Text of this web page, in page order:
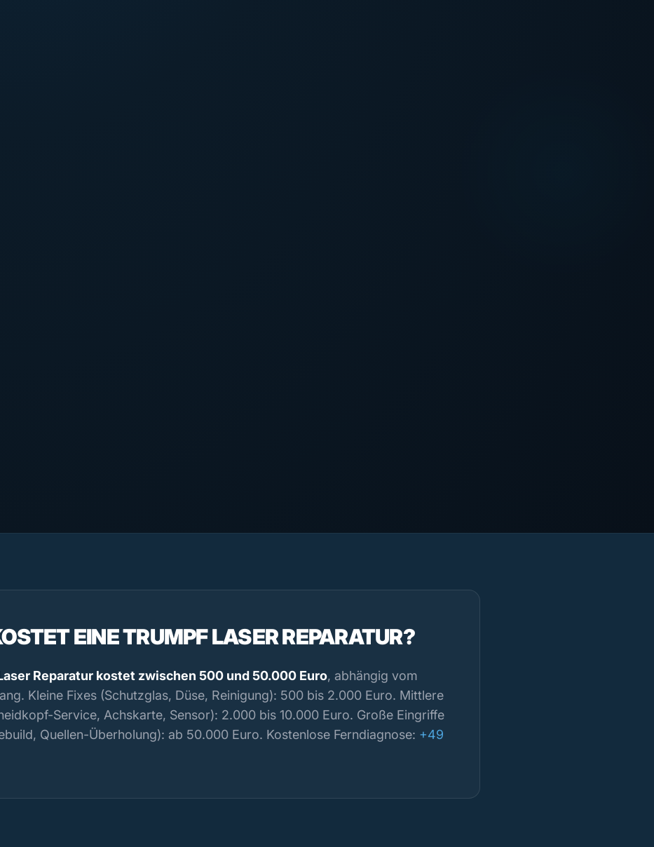
EINE TRUMPF LASER REPARATUR?
Reparatur kostet zwischen 500 und 50.000 Euro, abhängig vom
Kleine Fixes (Schutzglas, Düse, Reinigung): 500 bis 2.000 Euro. Mittlere
Service, Achskarte, Sensor): 2.000 bis 10.000 Euro. Große Eingriffe
Quellen-Überholung): ab 50.000 Euro. Kostenlose Ferndiagnose: +49